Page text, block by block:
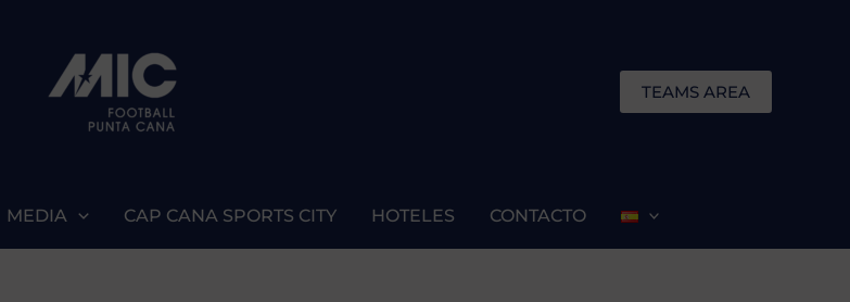
TEAMS AREA
MEDIA CAP CANA SPORTS CITY HOTELES CONTACTO